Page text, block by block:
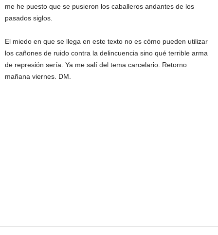
me he puesto que se pusieron los caballeros andantes de los
pasados siglos.
El miedo en que se llega en este texto no es cómo pueden utilizar
los cañones de ruido contra la delincuencia sino qué terrible arma
de represión sería. Ya me salí del tema carcelario. Retorno
mañana viernes. DM.